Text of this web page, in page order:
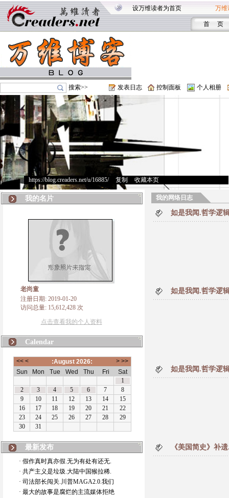
设万维读者为首页 万维
首 页
搜索>> 发表日志 控制面板 个人相册
https://blog.creaders.net/u/16885/> 复制 收藏本页
我的名片
老尚童
注册日期: 2019-01-20
访问总量: 15,612,428 次
点击查看我的个人资料
Calendar
最新发布
· 假作真时真亦假.无为有处有还无.
· 共产主义是垃圾.大陆中国猴拉稀.
· 司法部长闯关.川普MAGA2.0.我们
· 最大的故事是腐烂的主流媒体拒绝
我的网络日志
如是我闻.哲学逻
如是我闻.哲学逻
如是我闻.哲学逻
《美国简史》补